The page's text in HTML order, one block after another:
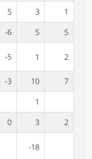
5 3
1
-6 5
5
-5 1 2
-3 10
7
1
0 3
2
-18